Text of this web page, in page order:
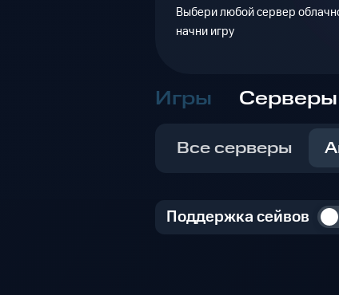
Выбери любой сервер
начни игру
Игры Серверы
Все серверы
Поддержка сейвов